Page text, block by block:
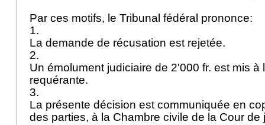
Par ces motifs, le Tribunal fédéral prononce:
1.
La demande de récusation est rejetée.
2.
Un émolument judiciaire de 2'000 fr. est mis à
requérante.
3.
La présente décision est communiquée en
des parties, à la Chambre civile de la Cour